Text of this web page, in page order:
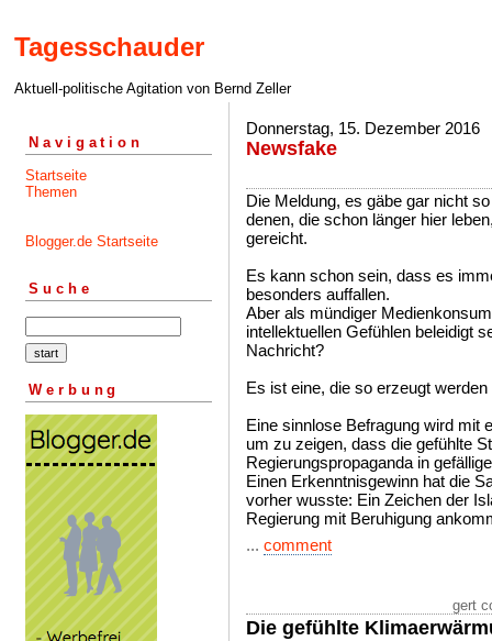
Tagesschauder
Aktuell-politische Agitation von Bernd Zeller
Navigation
Startseite
Themen
Blogger.de Startseite
Suche
Werbung
Donnerstag, 15. Dezember 2016
Newsfake
Die Meldung, es gäbe gar nicht
denen, die schon länger hier
gereicht.
Es kann schon sein, dass es
besonders auffallen.
Aber als mündiger
intellektuellen Gefühlen beleidigt
Nachricht?
Es ist eine, die so erzeugt werden
Eine sinnlose Befragung wird mit
um zu zeigen, dass die gefühlte
Regierungspropaganda in
Einen Erkenntnisgewinn hat die
vorher wusste: Ein Zeichen der
Regierung mit Beruhigung
... comment
gert
Die gefühlte